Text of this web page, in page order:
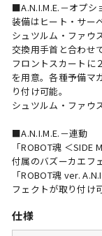
■A.N.I.M.E.－オプシ
装備はヒート・サー
シュツルム・ファウ
交換用手首と合わせ
フロントスカートに
を用意。各種予備マ
り付け可能。
シュツルム・ファウ
■A.N.I.M.E.－連動
「ROBOT魂 ＜
付属のバズーカエフ
「ROBOT魂 ver.
フェクトが取り付け
仕様